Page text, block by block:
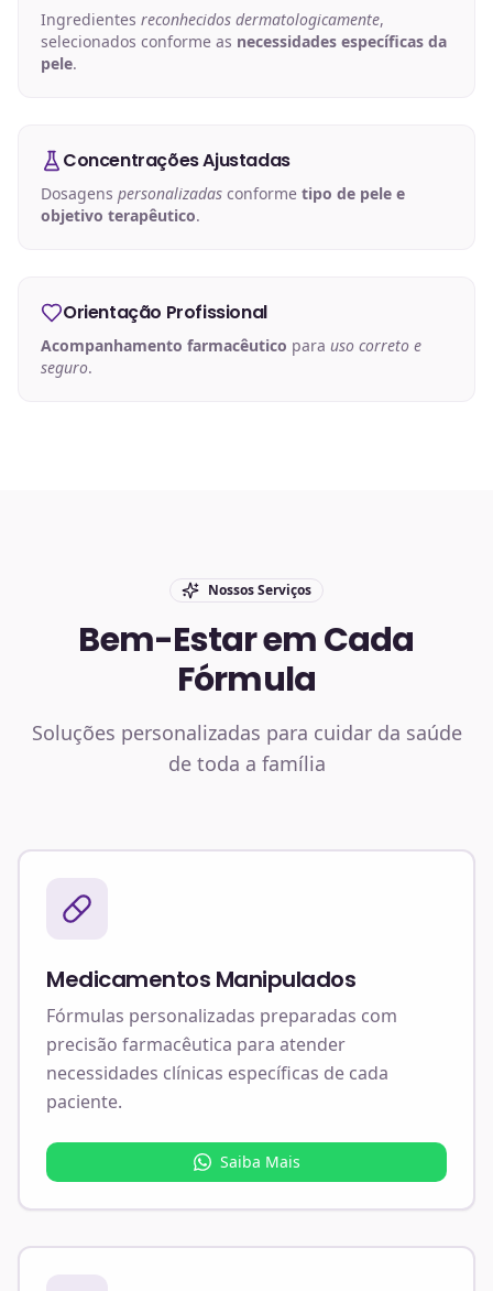
Ingredientes reconhecidos dermatologicamente,
selecionados conforme as necessidades específicas da
pele.
Concentrações Ajustadas
Dosagens personalizadas conforme tipo de pele e
objetivo terapêutico.
Orientação Profissional
Acompanhamento farmacêutico para uso correto e
seguro.
Nossos Serviços
Bem-Estar em Cada
Fórmula
Soluções personalizadas para cuidar da saúde
de toda a família
Medicamentos Manipulados
Fórmulas personalizadas preparadas com
precisão farmacêutica para atender
necessidades clínicas específicas de cada
paciente.
Saiba Mais